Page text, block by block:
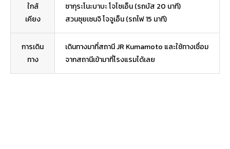
ใกล้
เคียง
ซากุระโนะบาบะ โจไซเอ็น (รถบัส 20 นาที)
สวนซุยเซนจิ โจจูเอ็น (รถไฟ 15 นาที)
การเดิน
ทาง
เดินทางมาที่สถานี JR Kumamoto และใช้ทางเชื่อม
จากสถานีเข้ามาที่โรงแรมได้เลย